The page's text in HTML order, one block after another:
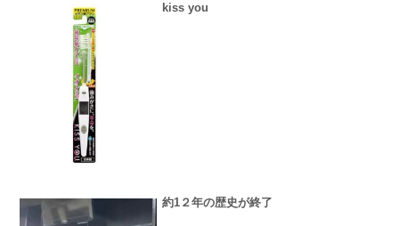
kiss you
約1２年の歴史が終了